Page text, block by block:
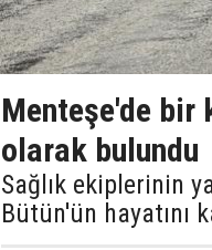
Menteşe'de bir
olarak bulundu
Sağlık ekiplerinin
Bütün'ün hayatını